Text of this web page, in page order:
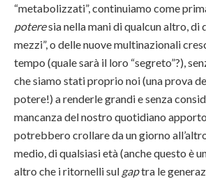
“metabolizzati”, continuiamo come
poteresia nella mani di qualcun altro, di
mezzi”, o delle nuove multinazionali
tempo (quale sarà il loro “segreto”?),
che siamo stati proprio noi (una prova
potere!) a renderle grandi e senza
mancanza del nostro quotidiano
potrebbero crollare da un giorno
medio, di qualsiasi età (anche questo è
altro che i ritornelli sul gaptra le